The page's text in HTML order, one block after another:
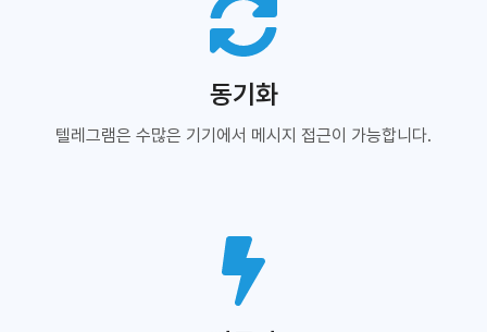
동기화
텔레그램은 수많은 기기에서 메시지 접근이 가능합니다.